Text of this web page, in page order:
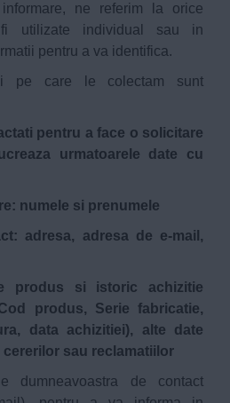
ne referim la orice
utilizate individual sau in
pentru a va identifica.
pe care le colectam sunt
pentru a face o solicitare
urmatoarele date cu
numele si prenumele
adresa de e-mail,
si istoric achizitie
produs, Serie fabricatie,
data achizitiei), alte date
sau reclamatiilor
dumneavoastra de contact